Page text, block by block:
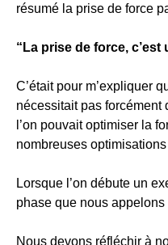
résumé la prise de force
“La prise de force,
C’était pour m’expliquer
nécessitait pas forcément
l’on pouvait optimiser la
nombreuses
Lorsque l’on débute un
phase que nous appelons
Nous devons réfléchir à